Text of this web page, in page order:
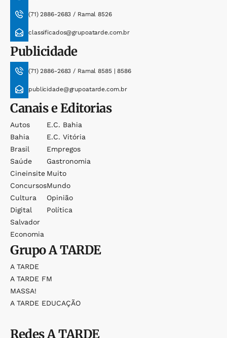
(71) 2886-2683 / Ramal 8526
classificados@grupoatarde.com.br
Publicidade
(71) 2886-2683 / Ramal 8585 | 8586
publicidade@grupoatarde.com.br
Canais e Editorias
Autos
Bahia
Brasil
Saúde
Cineinsite
Concursos
Cultura
Digital
Salvador
Economia
E.c. Bahia
E.c. Vitória
Empregos
Gastronomia
Muito
Mundo
Opinião
Política
GrupoA TARDE
A TARDE
A TARDE FM
MASSA!
A TARDE EDUCAÇÃO
RedesA TARDE